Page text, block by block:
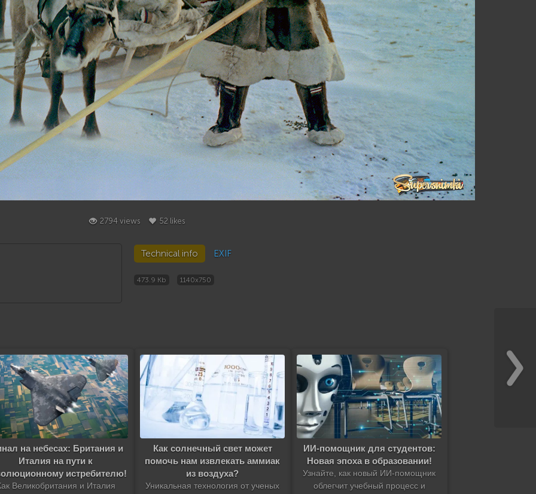
2794 views 52 likes
Technical info EXIF
473.9 Kb 1140x750
на небесах: Британия и
Италия на пути к
истребителю!
Великобритания и Италия
Как солнечный свет может
помочь нам извлекать аммиак
из воздуха?
Уникальная технология от ученых
ИИ-помощник для студентов:
Новая эпоха в образовании!
Узнайте, как новый ИИ-помощник
облегчит учебный процесс и